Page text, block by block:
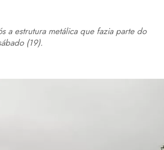
a estrutura metálica que fazia parte do
(19).